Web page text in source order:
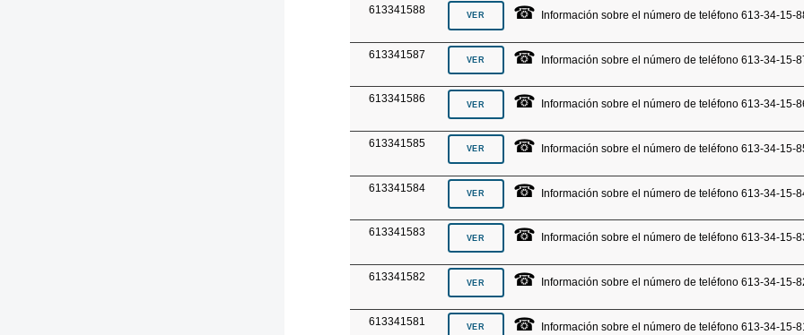
613341588 ☎ Información sobre el número de teléfono 613-34-15-
613341587 ☎ Información sobre el número de teléfono 613-34-15-
613341586 ☎ Información sobre el número de teléfono 613-34-15-
613341585 ☎ Información sobre el número de teléfono 613-34-15-
613341584 ☎ Información sobre el número de teléfono 613-34-15-
613341583 ☎ Información sobre el número de teléfono 613-34-15-
613341582 ☎ Información sobre el número de teléfono 613-34-15-
613341581 ☎ Información sobre el número de teléfono 613-34-15-